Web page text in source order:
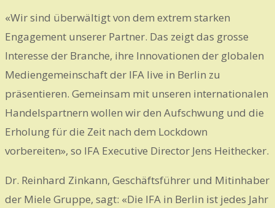
«Wir sind überwältigt von dem extrem starken
Engagement unserer Partner. Das zeigt das grosse
Interesse der Branche, ihre Innovationen der globalen
Mediengemeinschaft der IFA live in Berlin zu
präsentieren. Gemeinsam mit unseren internationalen
Handelspartnern wollen wir den Aufschwung und die
Erholung für die Zeit nach dem Lockdown
vorbereiten», so IFA Executive Director Jens Heithecker.
Dr. Reinhard Zinkann, Geschäftsführer und Mitinhaber
der Miele Gruppe, sagt: «Die IFA in Berlin ist jedes Jahr